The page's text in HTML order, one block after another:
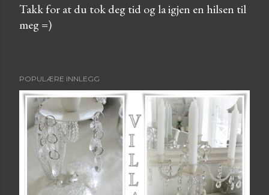
L
i
n
Takk for at du tok deg tid og la igjen en hilsen til
meg =)
POPULÆRE INNLEGG